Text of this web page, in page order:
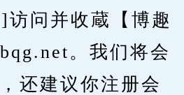
问并收蔵【博趣
。我们将会
还建议你注册会